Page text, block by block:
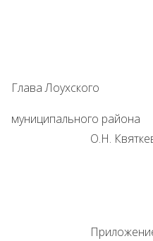
Глава Лоухского
О.Н.